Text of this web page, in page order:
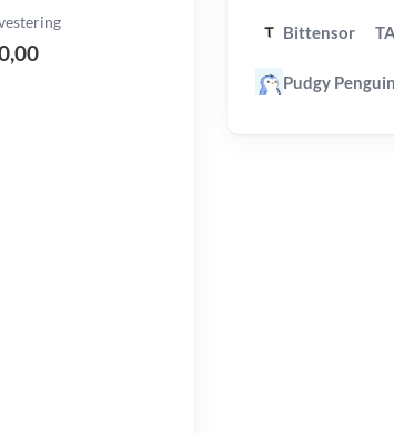
Bittensor
Pudgy